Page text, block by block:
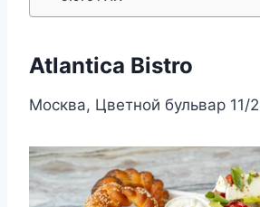
Atlantica Bistro
Москва, Цветной бульвар 11/2